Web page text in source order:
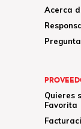
Acerca
Quieres
Favorita